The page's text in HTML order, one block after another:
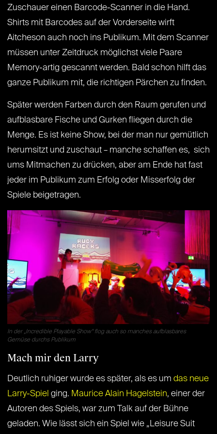
Zuschauer einen Barcode-Scanner in die Hand.
Shirts mit Barcodes auf der Vorderseite wirft
Aitcheson auch noch ins Publikum. Mit dem Scanner
müssen unter Zeitdruck möglichst viele Paare
Memory-artig gescannt werden. Bald schon hilft das
ganze Publikum mit, die richtigen Pärchen zu finden.
Später werden Farben durch den Raum gerufen und
aufblasbare Fische und Gurken fliegen durch die
Menge. Es ist keine Show, bei der man nur gemütlich
herumsitzt und zuschaut – manche schaffen es, sich
ums Mitmachen zu drücken, aber am Ende hat fast
jeder im Publikum zum Erfolg oder Misserfolg der
Spiele beigetragen.
In der „Incredible Playable Show“ flog auch so manches aufblasbares
Gemüse durchs Publikum
Mach mir den Larry
Deutlich ruhiger wurde es später, als es um das neue
Larry-Spiel ging. Maurice Alain Hagelstein, einer der
Autoren des Spiels, war zum Talk auf der Bühne
geladen. Wie lässt sich ein Spiel wie „Leisure Suit